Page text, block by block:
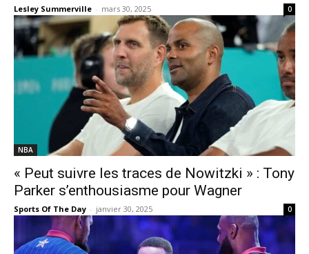
Lesley Summerville - mars 30, 2025 0
NBA
« Peut suivre les traces de Nowitzki » : Tony
Parker s’enthousiasme pour Wagner
Sports Of The Day - janvier 30, 2025 0